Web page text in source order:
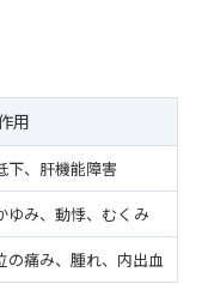
用
下、肝機能障害
ゆみ、動悸、むくみ
の痛み、腫れ、内出血